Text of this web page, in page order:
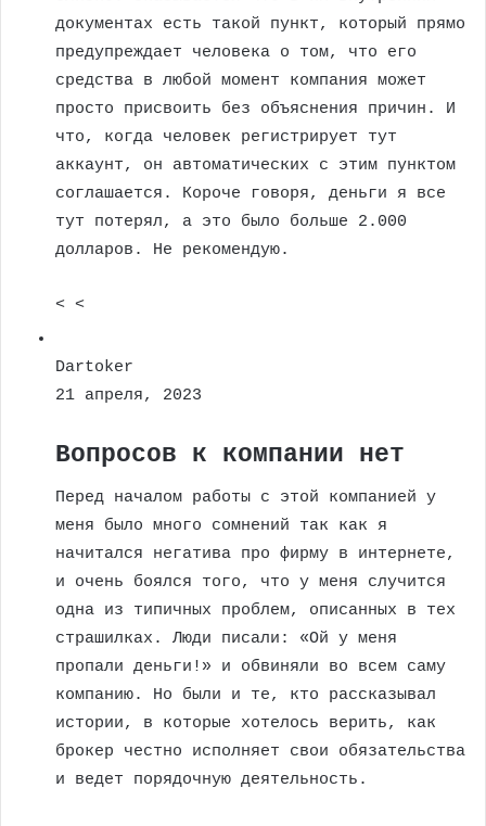
документах есть такой пункт, который прямо
предупреждает человека о том, что его
средства в любой момент компания может
просто присвоить без объяснения причин. И
что, когда человек регистрирует тут
аккаунт, он автоматических с этим пунктом
соглашается. Короче говоря, деньги я все
тут потерял, а это было больше 2.000
долларов. Не рекомендую.
< <
Dartoker
21 апреля, 2023
Вопросов к компании нет
Перед началом работы с этой компанией у
меня было много сомнений так как я
начитался негатива про фирму в интернете,
и очень боялся того, что у меня случится
одна из типичных проблем, описанных в тех
страшилках. Люди писали: «Ой у меня
пропали деньги!» и обвиняли во всем саму
компанию. Но были и те, кто рассказывал
истории, в которые хотелось верить, как
брокер честно исполняет свои обязательства
и ведет порядочную деятельность.